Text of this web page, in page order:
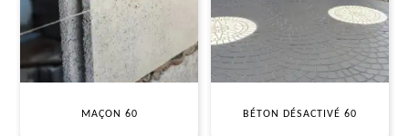
MAÇON 60 BÉTON DÉSACTIVÉ 60